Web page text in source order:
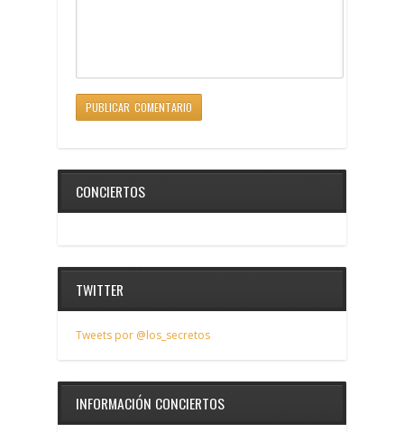
CONCIERTOS
TWITTER
Tweets por @los_secretos
INFORMACIÓN CONCIERTOS